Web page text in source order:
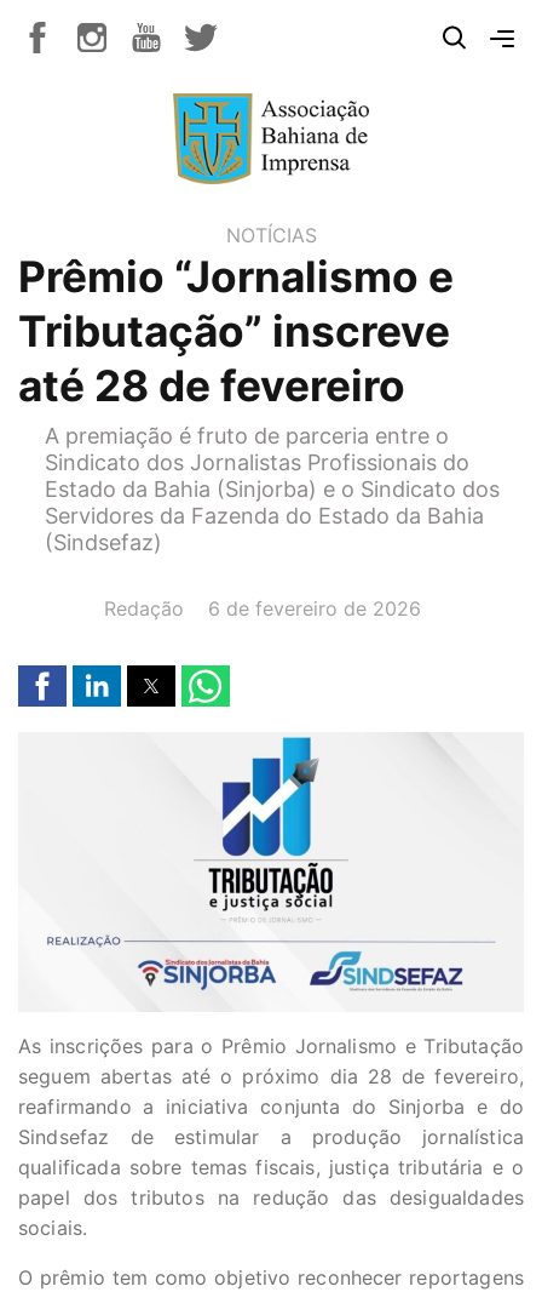
NOTÍCIAS
Prêmio “Jornalismo e
Tributação” inscreve
até 28 de fevereiro
A premiação é fruto de parceria entre o
Sindicato dos Jornalistas Profissionais do
Estado da Bahia (Sinjorba) e o Sindicato dos
Servidores da Fazenda do Estado da Bahia
(Sindsefaz)
AUTOR(A):
Redação DATA:
6 de fevereiro de 2026
As inscrições para o Prêmio Jornalismo e Tributação
seguem abertas até o próximo dia 28 de fevereiro,
reafirmando a iniciativa conjunta do Sinjorba e do
Sindsefaz de estimular a produção jornalística
qualificada sobre temas fiscais, justiça tributária e o
papel dos tributos na redução das desigualdades
sociais.
O prêmio tem como objetivo reconhecer reportagens